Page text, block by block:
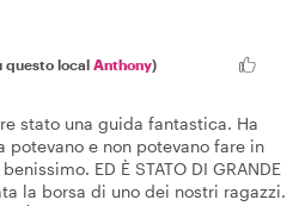
questo local Anthony)
stato una guida fantastica. Ha
e non potevano fare in
ED È STATO DI GRANDE
la borsa di uno dei nostri ragazzi.